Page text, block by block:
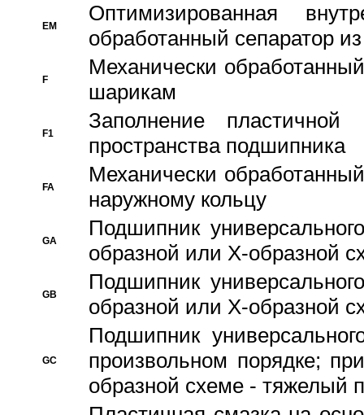
EM
Оптимизированная
обработанный сепаратор
F
Механически
шарикам
F1
Заполнение
пространства подшипника
FA
Механически
наружному кольцу
GA
Подшипник
образной или Х-образной
GB
Подшипник
образной или Х-образной
GC
Подшипник
произвольном порядке;
образной схеме - тяжелый